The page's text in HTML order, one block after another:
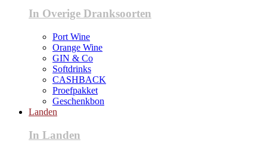
In Overige Dranksoorten
Port Wine
Orange Wine
GIN & Co
Softdrinks
CASHBACK
Proefpakket
Geschenkbon
Landen
In Landen